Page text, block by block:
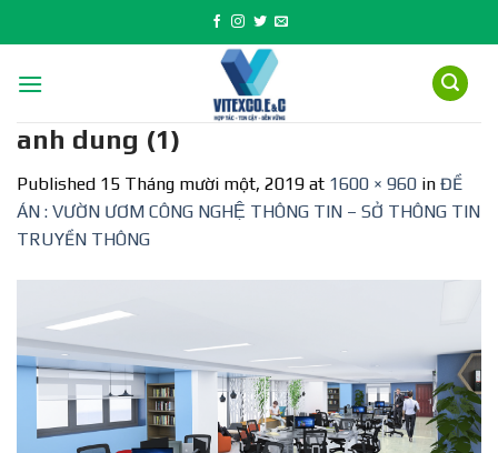
to
anh dung (1)
Published 15 Tháng mười một, 2019 at 1600 × 960 in ĐỀ
ÁN : VƯỜN ƯƠM CÔNG NGHỆ THÔNG TIN – SỞ THÔNG TIN
TRUYỀN THÔNG